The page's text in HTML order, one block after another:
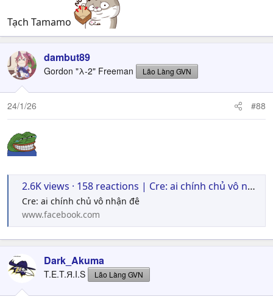
Tạch Tamamo
dambut89
Gordon "λ-2" Freeman Lão Làng GVN
24/1/26 #88
2.6K views · 158 reactions | Cre: ai chính chủ vô nhận đê | Chiêns Minh
Cre: ai chính chủ vô nhận đê
www.facebook.com
Dark_Akuma
T.E.T.Я.I.S Lão Làng GVN